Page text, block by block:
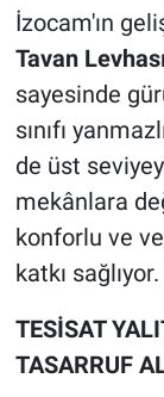
İzocam'ın
Tavan
sayesinde
sınıfı
de üst
mekânlara
konforlu ve
katkı sağlıyor.
TESİSAT
TASARRUF